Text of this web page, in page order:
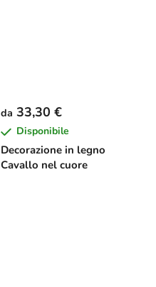
Decorazione in legno
Cavallo nel cuore
da 33,30 €
Disponibile